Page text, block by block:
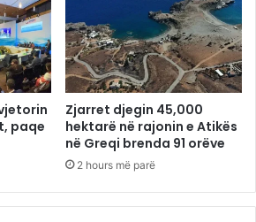
paqe
Zjarret djegin 45,000
hektarë në rajonin e Atikës
në Greqi brenda 91 orëve
2 hours më parë